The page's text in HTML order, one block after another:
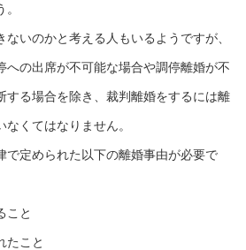
いのかと考える人もいるようですが、
への出席が不可能な場合や調停離婚が不
する場合を除き、裁判離婚をするには離
くてはなりません。
で定められた以下の離婚事由が必要で
こと
たこと